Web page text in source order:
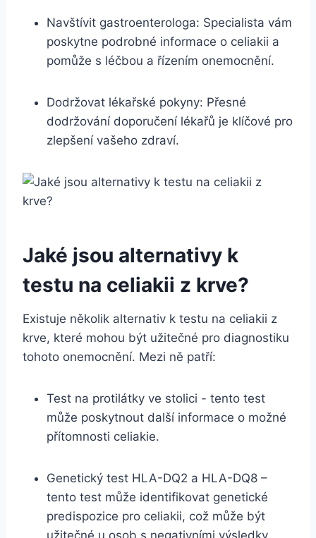
Navštívit gastroenterologa: Specialista vám
poskytne ⁢podrobné⁣ informace o celiakii a⁢
pomůže s léčbou a řízením onemocnění.
Dodržovat lékařské pokyny: Přesné
dodržování doporučení lékařů ‍je ⁤klíčové pro
zlepšení ⁤vašeho zdraví.
Jaké jsou alternativy k
testu na celiakii z krve?
Existuje několik alternativ k testu na celiakii z
krve, které mohou být užitečné pro⁤ diagnostiku
‍tohoto onemocnění. Mezi ně‌ patří:
Test na protilátky ve stolici -⁣ tento test
⁤může ⁤poskytnout další informace o možné
přítomnosti ⁣celiakie.
Genetický test HLA-DQ2 a HLA-DQ8 –
tento test může identifikovat​ genetické
predispozice pro celiakii, což může​ být